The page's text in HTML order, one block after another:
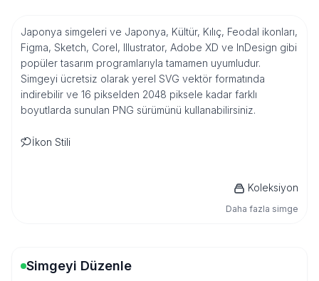
Japonya simgeleri ve Japonya, Kültür, Kılıç, Feodal ikonları,
Figma, Sketch, Corel, Illustrator, Adobe XD ve InDesign gibi
popüler tasarım programlarıyla tamamen uyumludur.
Simgeyi ücretsiz olarak yerel SVG vektör formatında
indirebilir ve 16 pikselden 2048 piksele kadar farklı
boyutlarda sunulan PNG sürümünü kullanabilirsiniz.
İkon Stili
Koleksiyon
Daha fazla simge
Simgeyi Düzenle